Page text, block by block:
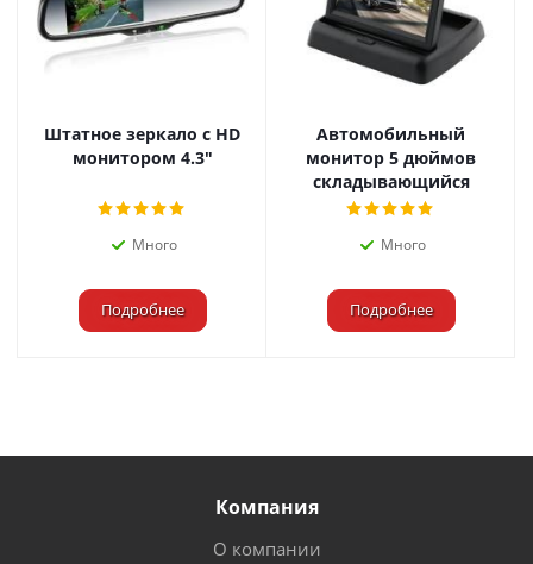
Штатное зеркало с HD
монитором 4.3"
Много
Подробнее
Автомобильный
монитор 5 дюймов
складывающийся
Много
Подробнее
Компания
О компании